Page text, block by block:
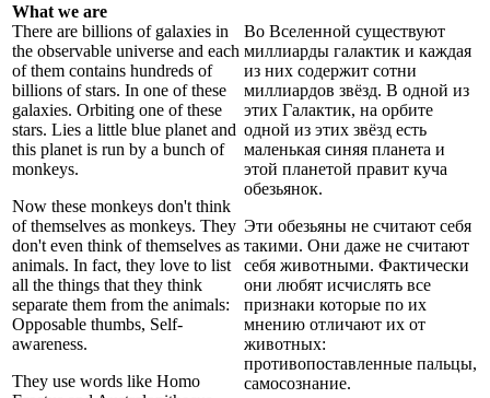
What we are
There are billions of galaxies in
the observable universe and each
of them contains hundreds of
billions of stars. In one of these
galaxies. Orbiting one of these
stars. Lies a little blue planet and
this planet is run by a bunch of
monkeys.
Now these monkeys don't think
of themselves as monkeys. They
don't even think of themselves as
animals. In fact, they love to list
all the things that they think
separate them from the animals:
Opposable thumbs, Self-
awareness.
They use words like Homo
Во Вселенной существуют
миллиарды галактик и каждая
из них содержит сотни
миллиардов звёзд. В одной из
этих Галактик, на орбите
одной из этих звёзд есть
маленькая синяя планета и
этой планетой правит куча
обезьянок.
Эти обезьяны не считают себя
такими. Они даже не считают
себя животными. Фактически
они любят исчислять все
признаки которые по их
мнению отличают их от
животных:
противопоставленные пальцы,
самосознание.